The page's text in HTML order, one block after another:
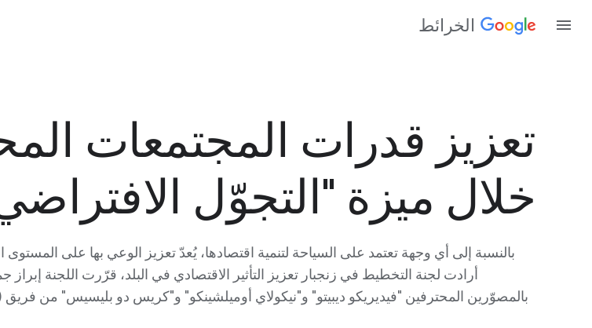
الخرائط
تعزيز قدرات المجتمعات
خلال ميزة "التجوّل
بالنسبة إلى أي وجهة تعتمد على السياحة لتنمية اقتصادها، يُعدّ تعزيز الوعي بها على المستوى
أرادت لجنة التخطيط في زنجبار تعزيز التأثير الاقتصادي في البلد، قرّرت اللجنة